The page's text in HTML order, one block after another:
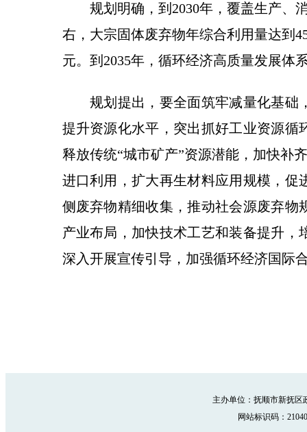
规划明确，到2030年，覆盖生产、消
右，大宗固体废弃物年综合利用量达到
元。到2035年，循环经济高质量发展体
规划提出，要全面筑牢减量化基础，
提升资源化水平，突出抓好工业资源
释放传统“城市矿产”资源潜能，加快补
进口利用，扩大再生材料应用规模，
侧废弃物精细收集，推动社会源废弃
产业布局，加快技术工艺和装备提升
深入开展宣传引导，加强循环经济国际
主办单位：抚顺市新抚
网站标识码：